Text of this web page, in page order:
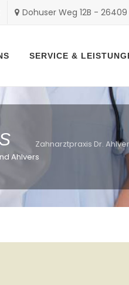
Dohuser Weg 12B -
SERVICE &
Zahnarztpraxis Dr.
Ahlvers